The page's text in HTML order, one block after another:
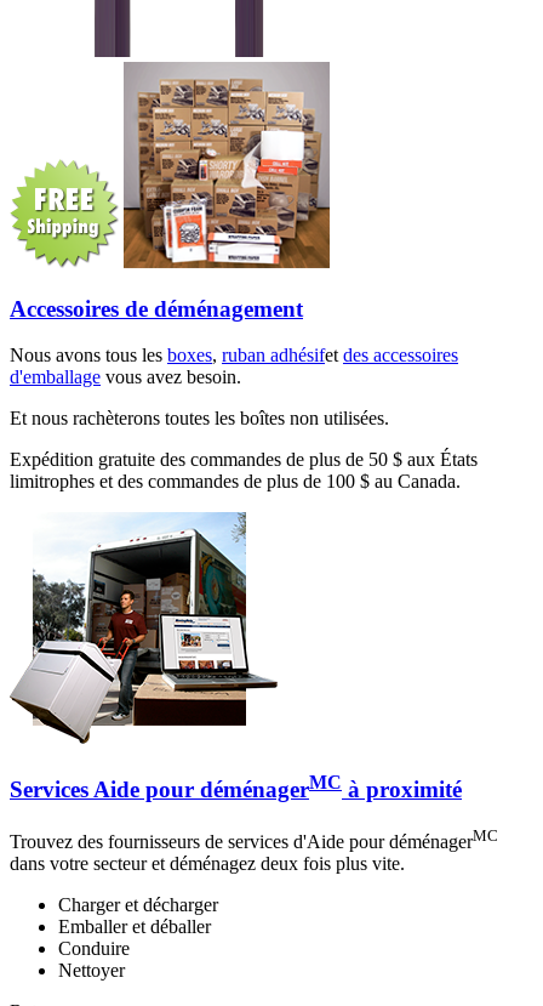
Accessoires de déménagement
Nous avons tous les boxes, ruban adhésifetdes accessoires
d'emballage vous avez besoin.
Et nous rachèterons toutes les boîtes non utilisées.
Expédition gratuite des commandes de plus de 50 $ aux États
limitrophes et des commandes de plus de 100 $ au Canada.
Services Aide pour déménagerMC à proximité
Trouvez des fournisseurs de services d'Aide pour déménagerMC
dans votre secteur et déménagez deux fois plus vite.
Charger et décharger
Emballer et déballer
Conduire
Nettoyer